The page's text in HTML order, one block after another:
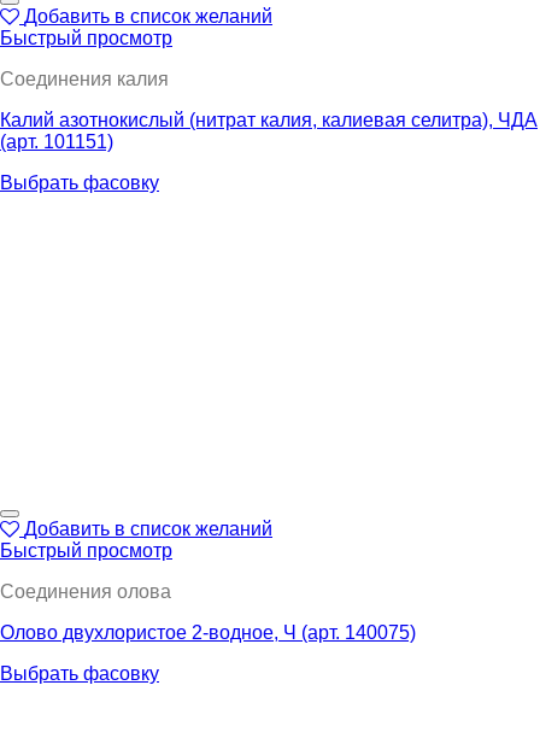
Добавить в список желаний
Быстрый просмотр
Соединения калия
Калий азотнокислый (нитрат калия, калиевая селитра), ЧДА
(арт. 101151)
Выбрать фасовку
Добавить в список желаний
Быстрый просмотр
Соединения олова
Олово двухлористое 2-водное, Ч (арт. 140075)
Выбрать фасовку